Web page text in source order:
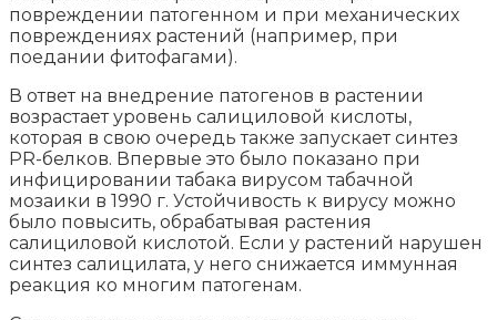
повреждении патогенном и при механических
повреждениях растений (например, при
поедании фитофагами).
В ответ на внедрение патогенов в растении
возрастает уровень салициловой кислоты,
которая в свою очередь также запускает синтез
PR-белков. Впервые это было показано при
инфицировании табака вирусом табачной
мозаики в 1990 г. Устойчивость к вирусу можно
было повысить, обрабатывая растения
салициловой кислотой. Если у растений нарушен
синтез салицилата, у него снижается иммунная
реакция ко многим патогенам.